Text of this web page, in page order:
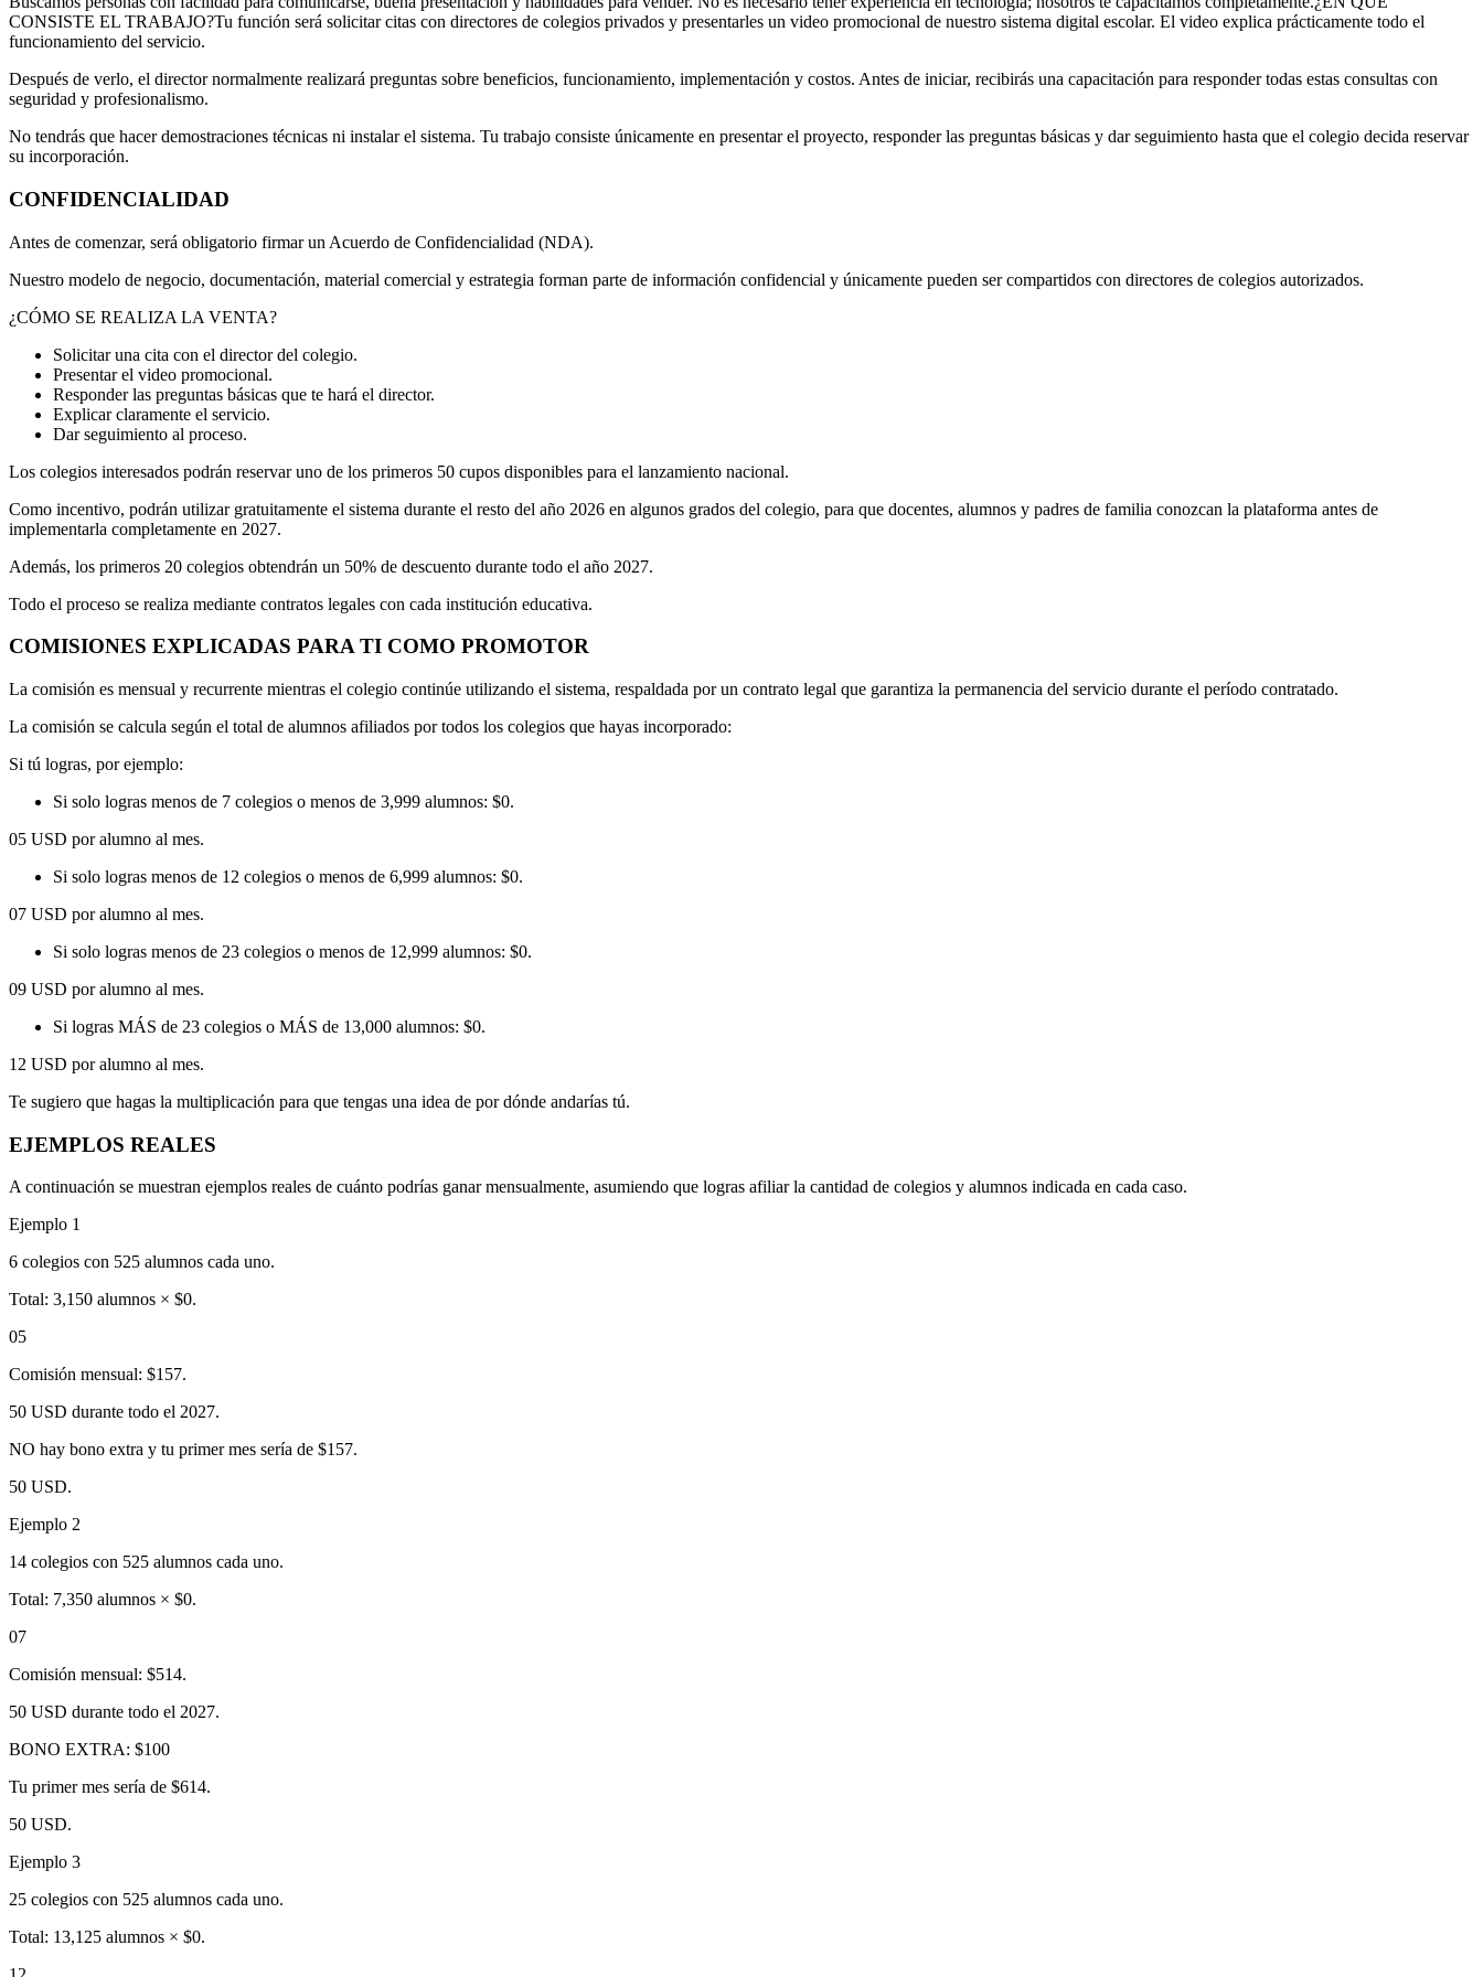
CONSISTE EL TRABAJO?Tu función será solicitar citas con directores de colegios privados y presentarles un video promocional de nuestro sistema digital escolar. El video explica prácticamente todo el
funcionamiento del servicio.
Después de verlo, el director normalmente realizará preguntas sobre beneficios, funcionamiento, implementación y costos. Antes de iniciar, recibirás una capacitación para responder todas estas consultas con
seguridad y profesionalismo.
No tendrás que hacer demostraciones técnicas ni instalar el sistema. Tu trabajo consiste únicamente en presentar el proyecto, responder las preguntas básicas y dar seguimiento hasta que el colegio decida reservar
su incorporación.
CONFIDENCIALIDAD
Antes de comenzar, será obligatorio firmar un Acuerdo de Confidencialidad (NDA).
Nuestro modelo de negocio, documentación, material comercial y estrategia forman parte de información confidencial y únicamente pueden ser compartidos con directores de colegios autorizados.
¿CÓMO SE REALIZA LA VENTA?
Solicitar una cita con el director del colegio.
Presentar el video promocional.
Responder las preguntas básicas que te hará el director.
Explicar claramente el servicio.
Dar seguimiento al proceso.
Los colegios interesados podrán reservar uno de los primeros 50 cupos disponibles para el lanzamiento nacional.
Como incentivo, podrán utilizar gratuitamente el sistema durante el resto del año 2026 en algunos grados del colegio, para que docentes, alumnos y padres de familia conozcan la plataforma antes de
implementarla completamente en 2027.
Además, los primeros 20 colegios obtendrán un 50% de descuento durante todo el año 2027.
Todo el proceso se realiza mediante contratos legales con cada institución educativa.
COMISIONES EXPLICADAS PARA TI COMO PROMOTOR
La comisión es mensual y recurrente mientras el colegio continúe utilizando el sistema, respaldada por un contrato legal que garantiza la permanencia del servicio durante el período contratado.
La comisión se calcula según el total de alumnos afiliados por todos los colegios que hayas incorporado:
Si tú logras, por ejemplo:
Si solo logras menos de 7 colegios o menos de 3,999 alumnos: $0.
05 USD por alumno al mes.
Si solo logras menos de 12 colegios o menos de 6,999 alumnos: $0.
07 USD por alumno al mes.
Si solo logras menos de 23 colegios o menos de 12,999 alumnos: $0.
09 USD por alumno al mes.
Si logras MÁS de 23 colegios o MÁS de 13,000 alumnos: $0.
12 USD por alumno al mes.
Te sugiero que hagas la multiplicación para que tengas una idea de por dónde andarías tú.
EJEMPLOS REALES
A continuación se muestran ejemplos reales de cuánto podrías ganar mensualmente, asumiendo que logras afiliar la cantidad de colegios y alumnos indicada en cada caso.
Ejemplo 1
6 colegios con 525 alumnos cada uno.
Total: 3,150 alumnos × $0.
05
Comisión mensual: $157.
50 USD durante todo el 2027.
NO hay bono extra y tu primer mes sería de $157.
50 USD.
Ejemplo 2
14 colegios con 525 alumnos cada uno.
Total: 7,350 alumnos × $0.
07
Comisión mensual: $514.
50 USD durante todo el 2027.
BONO EXTRA: $100
Tu primer mes sería de $614.
50 USD.
Ejemplo 3
25 colegios con 525 alumnos cada uno.
Total: 13,125 alumnos × $0.